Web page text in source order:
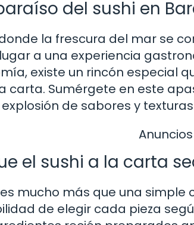
del sushi en
la frescura del mar se
a una experiencia
existe un rincón especial
carta. Sumérgete en este
de sabores y
Anuncios
el sushi a la carta
mucho más que una
de elegir cada pieza